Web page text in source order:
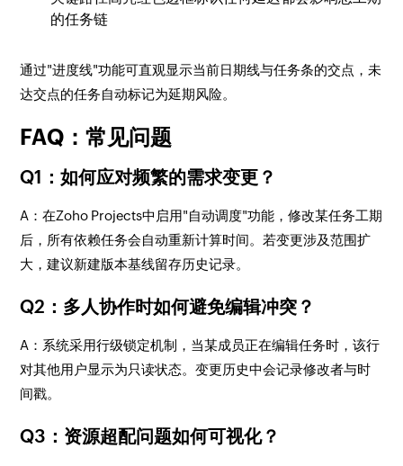
的任务链
通过"进度线"功能可直观显示当前日期线与任务条的交点，未
达交点的任务自动标记为延期风险。
FAQ：常见问题
Q1：如何应对频繁的需求变更？
A：在Zoho Projects中启用"自动调度"功能，修改某任务工期
后，所有依赖任务会自动重新计算时间。若变更涉及范围扩
大，建议新建版本基线留存历史记录。
Q2：多人协作时如何避免编辑冲突？
A：系统采用行级锁定机制，当某成员正在编辑任务时，该行
对其他用户显示为只读状态。变更历史中会记录修改者与时
间戳。
Q3：资源超配问题如何可视化？